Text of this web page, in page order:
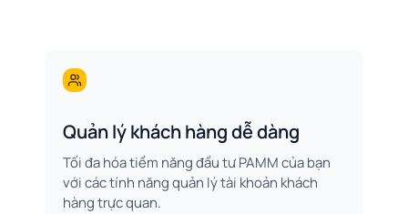
Quản lý khách hàng dễ dàng
Tối đa hóa tiềm năng đầu tư PAMM của bạn
với các tính năng quản lý tài khoản khách
hàng trực quan.